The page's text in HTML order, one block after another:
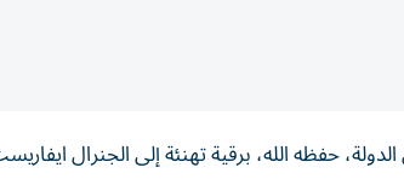
حفظه الله، برقية تهنئة إلى الجنرال